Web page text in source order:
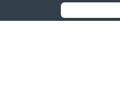
Cerca: